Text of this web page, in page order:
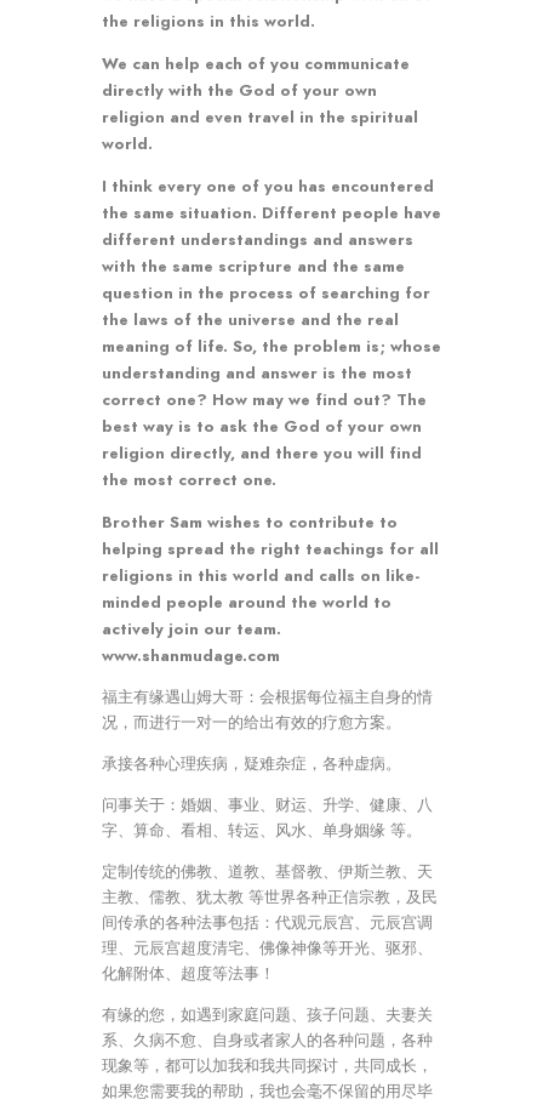
the religions in this world.
We can help each of you communicate
directly with the God of your own
religion and even travel in the spiritual
world.
I think every one of you has encountered
the same situation. Different people have
different understandings and answers
with the same scripture and the same
question in the process of searching for
the laws of the universe and the real
meaning of life. So, the problem is; whose
understanding and answer is the most
correct one? How may we find out? The
best way is to ask the God of your own
religion directly, and there you will find
the most correct one.
Brother Sam wishes to contribute to
helping spread the right teachings for all
religions in this world and calls on like-
minded people around the world to
actively join our team.
www.shanmudage.com
福主有缘遇山姆大哥：会根据每位福主自身的情
况，而进行一对一的给出有效的疗愈方案。
承接各种心理疾病，疑难杂症，各种虚病。
问事关于：婚姻、事业、财运、升学、健康、八
字、算命、看相、转运、风水、单身姻缘 等。
定制传统的佛教、道教、基督教、伊斯兰教、天
主教、儒教、犹太教 等世界各种正信宗教，及民
间传承的各种法事包括：代观元辰宫、元辰宫调
理、元辰宫超度清宅、佛像神像等开光、驱邪、
化解附体、超度等法事！
有缘的您，如遇到家庭问题、孩子问题、夫妻关
系、久病不愈、自身或者家人的各种问题，各种
现象等，都可以加我和我共同探讨，共同成长，
如果您需要我的帮助，我也会毫不保留的用尽毕